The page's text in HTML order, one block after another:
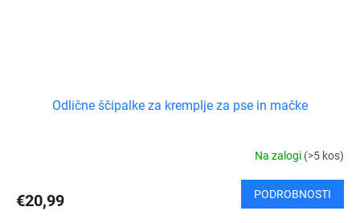
Odlične ščipalke za kremplje za pse in mačke
Na zalogi (>5 kos)
€20,99 PODROBNOSTI